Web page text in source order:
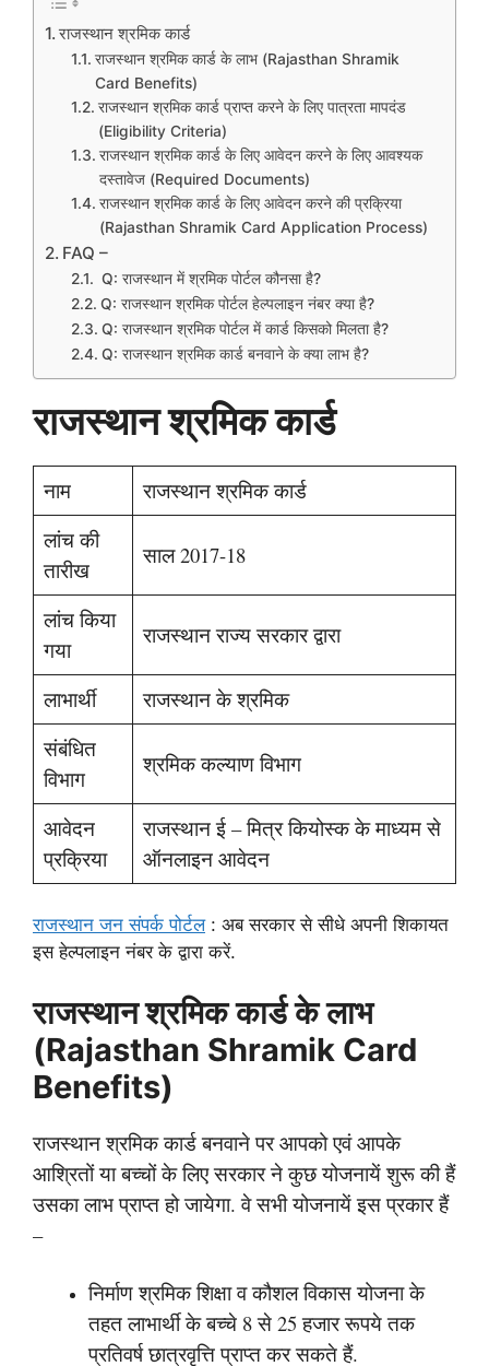
राजस्थान श्रमिक कार्ड
राजस्थान श्रमिक कार्ड के लाभ (Rajasthan Shramik
Card Benefits)
राजस्थान श्रमिक कार्ड प्राप्त करने के लिए पात्रता मापदंड
(Eligibility Criteria)
राजस्थान श्रमिक कार्ड के लिए आवेदन करने के लिए आवश्यक
दस्तावेज (Required Documents)
राजस्थान श्रमिक कार्ड के लिए आवेदन करने की प्रक्रिया
(Rajasthan Shramik Card Application Process)
FAQ –
Q: राजस्थान में श्रमिक पोर्टल कौनसा है?
Q: राजस्थान श्रमिक पोर्टल हेल्पलाइन नंबर क्या है?
Q: राजस्थान श्रमिक पोर्टल में कार्ड किसको मिलता है?
Q: राजस्थान श्रमिक कार्ड बनवाने के क्या लाभ है?
राजस्थान श्रमिक कार्ड
नाम
राजस्थान श्रमिक कार्ड
लांच की
तारीख
साल 2017-18
लांच किया
गया
राजस्थान राज्य सरकार द्वारा
लाभार्थी
राजस्थान के श्रमिक
संबंधित
विभाग
श्रमिक कल्याण विभाग
आवेदन
प्रक्रिया
राजस्थान ई – मित्र कियोस्क के माध्यम से
ऑनलाइन आवेदन
राजस्थान जन संपर्क पोर्टल: अब सरकार से सीधे अपनी शिकायत
इस हेल्पलाइन नंबर के द्वारा करें.
राजस्थान श्रमिक कार्ड के लाभ
(Rajasthan Shramik Card
Benefits)
राजस्थान श्रमिक कार्ड बनवाने पर आपको एवं आपके
आश्रितों या बच्चों के लिए सरकार ने कुछ योजनायें शुरू की हैं
उसका लाभ प्राप्त हो जायेगा. वे सभी योजनायें इस प्रकार हैं
–
निर्माण श्रमिक शिक्षा व कौशल विकास योजना के
तहत लाभार्थी के बच्चे 8 से 25 हजार रूपये तक
प्रतिवर्ष छात्रवृत्ति प्राप्त कर सकते हैं.